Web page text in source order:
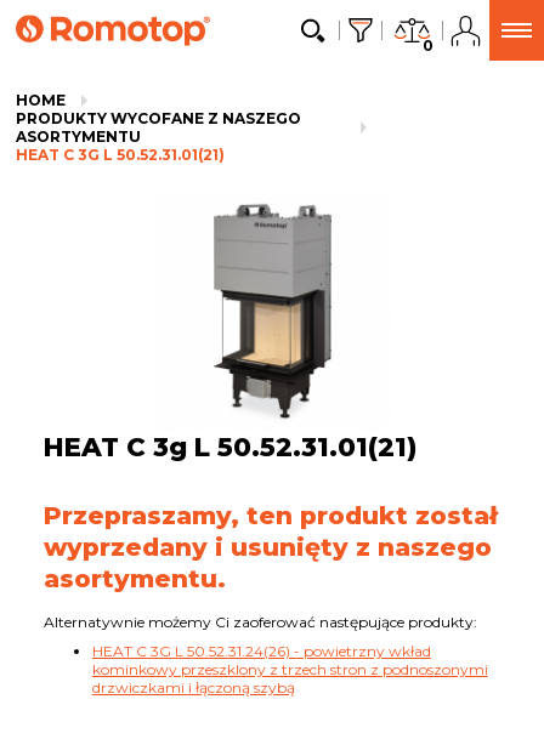
0
HOME
PRODUKTY WYCOFANE Z NASZEGO
ASORTYMENTU
HEAT C 3G L 50.52.31.01(21)
HEAT C 3g L 50.52.31.01(21)
Przepraszamy, ten produkt został
wyprzedany i usunięty z naszego
asortymentu.
Alternatywnie możemy Ci zaoferować następujące produkty:
HEAT C 3G L 50.52.31.24(26) - powietrzny wkład
kominkowy przeszklony z trzech stron z podnoszonymi
drzwiczkami i łączoną szybą